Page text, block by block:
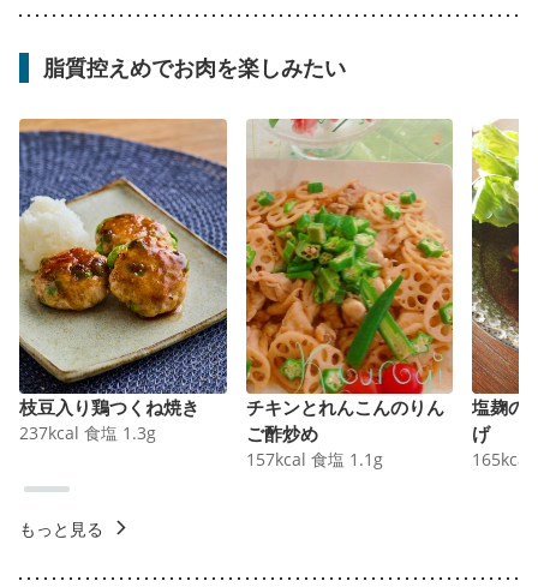
脂質控えめでお肉を楽しみたい
枝豆入り鶏つくね焼き
237kcal 食塩 1.3g
チキンとれんこんのりん
ご酢炒め
157kcal 食塩 1.1 g
塩麹の
げ
165kcal
もっと見る